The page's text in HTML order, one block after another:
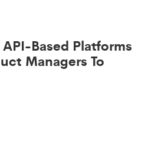
Based Platforms
Managers To